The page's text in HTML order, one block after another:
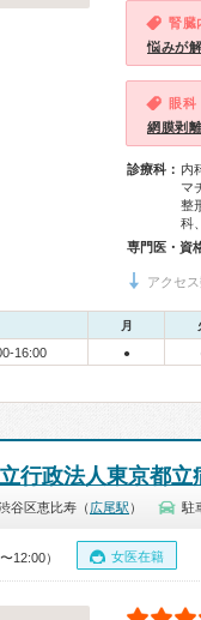
腎臓
悩みが
眼科
網膜剥
診療科： 内
マ
整
科
専門医・資
アクセ
月
16:00 ●
行政法人東京都
谷区恵比寿（ 広尾駅 ） 駐
12:00） 女医在籍